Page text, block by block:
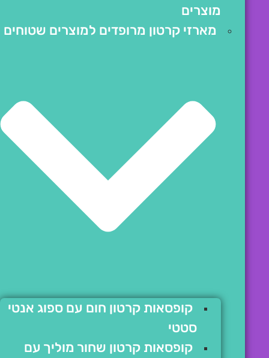
מוצרים
מארזי קרטון מרופדים למוצרים שטוחים
קופסאות קרטון חום עם ספוג אנטי
סטטי
קופסאות קרטון שחור מוליך עם